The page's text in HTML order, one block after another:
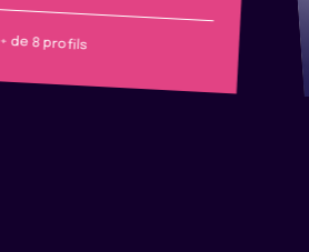
+ de 8 profils